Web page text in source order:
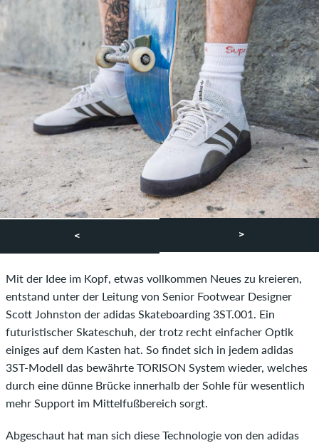
< >
Mit der Idee im Kopf, etwas vollkommen Neues zu kreieren,
entstand unter der Leitung von Senior Footwear Designer
Scott Johnston der adidas Skateboarding 3ST.001. Ein
futuristischer Skateschuh, der trotz recht einfacher Optik
einiges auf dem Kasten hat. So findet sich in jedem adidas
3ST-Modell das bewährte TORISON System wieder, welches
durch eine dünne Brücke innerhalb der Sohle für wesentlich
mehr Support im Mittelfußbereich sorgt.
Abgeschaut hat man sich diese Technologie von den adidas